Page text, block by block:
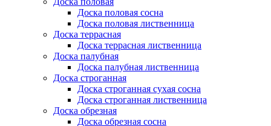
Доска половая сосна
Доска половая лиственница
Доска террасная
Доска террасная лиственница
Доска палубная
Доска палубная лиственница
Доска строганная
Доска строганная сухая сосна
Доска строганная лиственница
Доска обрезная
Доска обрезная сосна